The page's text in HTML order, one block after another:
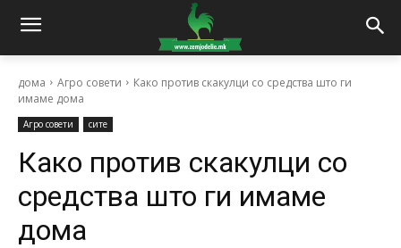
дома Агро совети
Како против скакулци со средства што ги
имаме дома
Агро совети сите
Како против скакулци со
средства што ги имаме
дома